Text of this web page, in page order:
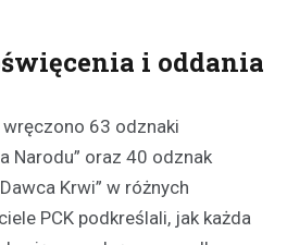
i oddania
63 odznaki
Narodu” oraz 40 odznak
Krwi” w różnych
PCK podkreślali, jak każda